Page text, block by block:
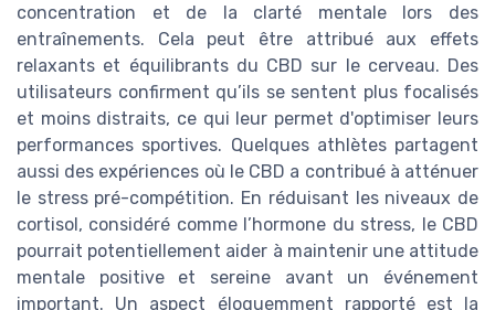
concentration et de la clarté mentale lors des
entraînements. Cela peut être attribué aux effets
relaxants et équilibrants du CBD sur le cerveau. Des
utilisateurs confirment qu’ils se sentent plus focalisés
et moins distraits, ce qui leur permet d'optimiser leurs
performances sportives. Quelques athlètes partagent
aussi des expériences où le CBD a contribué à atténuer
le stress pré-compétition. En réduisant les niveaux de
cortisol, considéré comme l’hormone du stress, le CBD
pourrait potentiellement aider à maintenir une attitude
mentale positive et sereine avant un événement
important. Un aspect éloquemment rapporté est la